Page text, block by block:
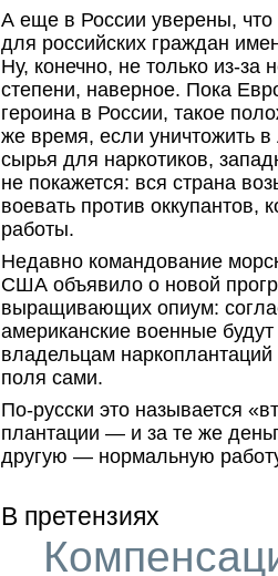
А еще в России уверены,
для российских граждан
Ну, конечно, не только из-за
степени, наверное. Пока
героина в России, такое
же время, если уничтожить
сырья для наркотиков,
не покажется: вся страна
воевать против оккупантов,
работы.
Недавно командование
США объявило о новой
выращивающих опиум:
американские военные
владельцам
поля сами.
По-русски это называется
плантации — и за те же
другую — нормальную
В претензиях